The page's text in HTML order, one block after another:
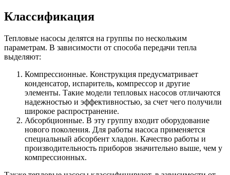
Классификация
Тепловые насосы делятся на группы по нескольким
параметрам. В зависимости от способа передачи тепла
выделяют:
Компрессионные. Конструкция предусматривает
конденсатор, испаритель, компрессор и другие
элементы. Такие модели тепловых насосов отличаются
надежностью и эффективностью, за счет чего получили
широкое распространение.
Абсорбционные. В эту группу входит оборудование
нового поколения. Для работы насоса применяется
специальный абсорбент хладон. Качество работы и
производительность приборов значительно выше, чем у
компрессионных.